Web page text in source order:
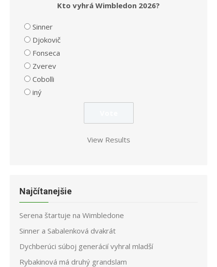
Kto vyhrá Wimbledon 2026?
Sinner
Djokovič
Fonseca
Zverev
Cobolli
iný
View Results
Najčítanejšie
Serena štartuje na Wimbledone
Sinner a Sabalenková dvakrát
Dychberúci súboj generácií vyhral mladší
Rybakinová má druhý grandslam